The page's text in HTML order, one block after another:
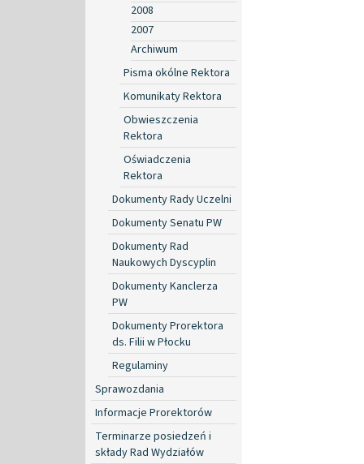
2008
2007
Archiwum
Pisma okólne Rektora
Komunikaty Rektora
Obwieszczenia
Rektora
Oświadczenia
Rektora
Dokumenty Rady Uczelni
Dokumenty Senatu PW
Dokumenty Rad
Naukowych Dyscyplin
Dokumenty Kanclerza
PW
Dokumenty Prorektora
ds. Filii w Płocku
Regulaminy
Sprawozdania
Informacje Prorektorów
Terminarze posiedzeń i
składy Rad Wydziałów